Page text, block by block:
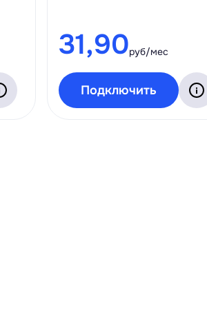
31,90руб/мес
Подключить